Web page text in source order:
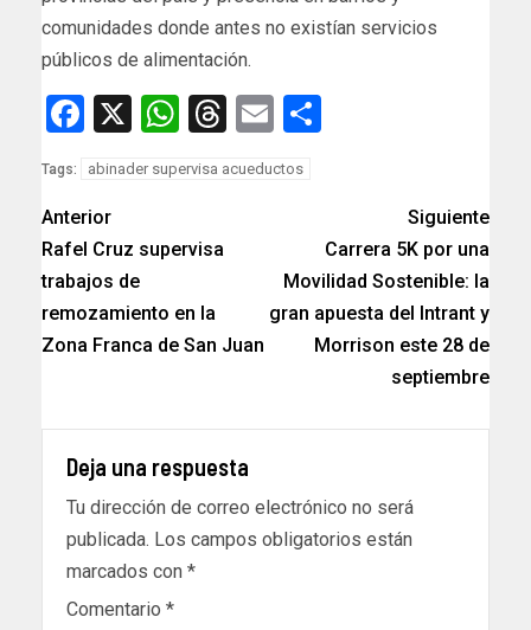
comunidades donde antes no existían servicios
públicos de alimentación.
Facebook
X WhatsApp
Threads
Email
Tags: abinader supervisa acueductos
Anterior
Rafel Cruz supervisa
trabajos de
remozamiento en la
Zona Franca de San Juan
Siguiente
Carrera 5K por una
Movilidad Sostenible: la
gran apuesta del Intrant y
Morrison este 28 de
septiembre
Deja una respuesta
Tu dirección de correo electrónico no será
publicada. Los campos obligatorios están
marcados con *
Comentario *